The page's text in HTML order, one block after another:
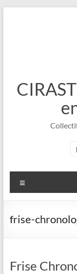
frise-
Frise